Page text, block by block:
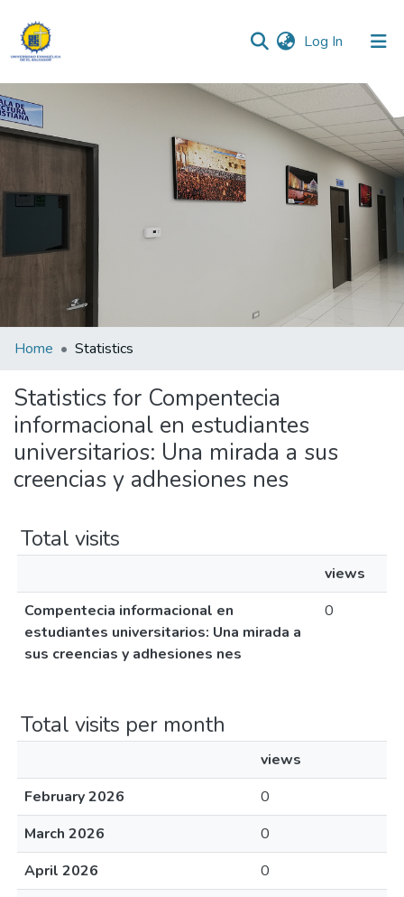
Log In (current)
Communities & Collections
All of DSpace
Home Statistics
Statistics for Compentecia
informacional en estudiantes
universitarios: Una mirada a sus
creencias y adhesiones nes
Total visits
views
Compentecia informacional en
estudiantes universitarios: Una mirada a
sus creencias y adhesiones nes
0
Total visits per month
views
February 2026
0
March 2026
0
April 2026
0